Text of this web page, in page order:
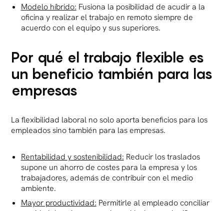
Modelo híbrido: Fusiona la posibilidad de acudir a la
oficina y realizar el trabajo en remoto siempre de
acuerdo con el equipo y sus superiores.
Por qué el trabajo flexible es
un beneficio también para las
empresas
La flexibilidad laboral no solo aporta beneficios para los
empleados sino también para las empresas.
Rentabilidad y sostenibilidad: Reducir los traslados
supone un ahorro de costes para la empresa y los
trabajadores, además de contribuir con el medio
ambiente.
Mayor productividad: Permitirle al empleado conciliar